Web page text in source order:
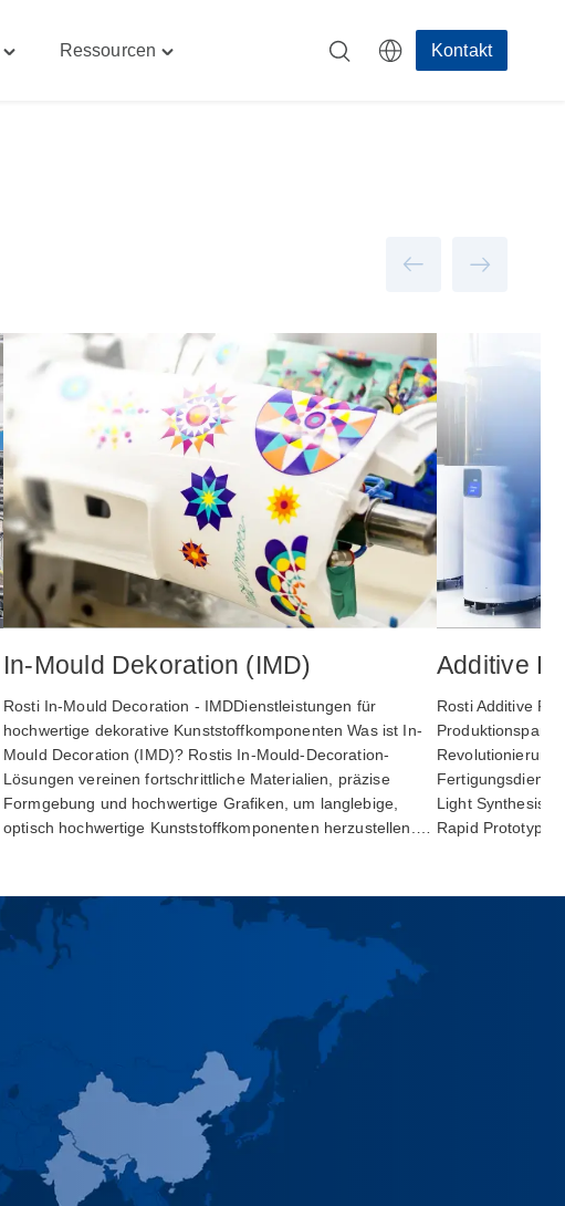
Ressourcen Kontakt
In-Mould Dekoration (IMD)
Rosti In-Mould Decoration - IMDDienstleistungen für
hochwertige dekorative Kunststoffkomponenten Was ist In-
Mould Decoration (IMD)? Rostis In-Mould-Decoration-
Lösungen vereinen fortschrittliche Materialien, präzise
Formgebung und hochwertige Grafiken, um langlebige,
optisch hochwertige Kunststoffkomponenten herzustellen.…
Additive
Rosti Additive
Revolutionierung
Light Synthesis
Rapid